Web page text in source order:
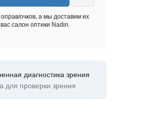
очков, а мы доставим их
салон оптики Nadin.
диагностика зрения
для проверки зрения